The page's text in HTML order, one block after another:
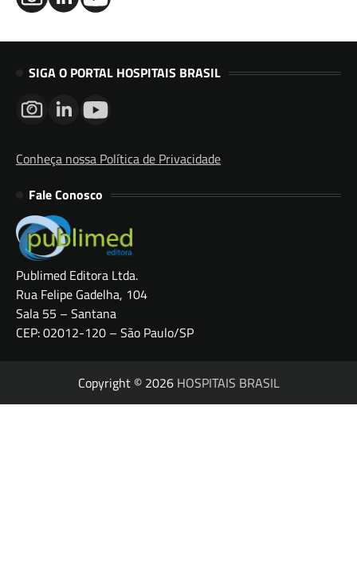
SIGA O PORTAL HOSPITAIS BRASIL
Conheça nossa Política de Privacidade
Fale Conosco
Publimed Editora Ltda.
Rua Felipe Gadelha, 104
Sala 55 – Santana
CEP: 02012-120 – São Paulo/SP
Copyright © 2026 HOSPITAIS BRASIL